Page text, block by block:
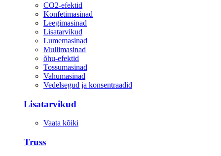
CO2-efektid
Konfetimasinad
Leegimasinad
Lisatarvikud
Lumemasinad
Mullimasinad
õhu-efektid
Tossumasinad
Vahumasinad
Vedelsegud ja konsentraadid
Lisatarvikud
Vaata kõiki
Truss